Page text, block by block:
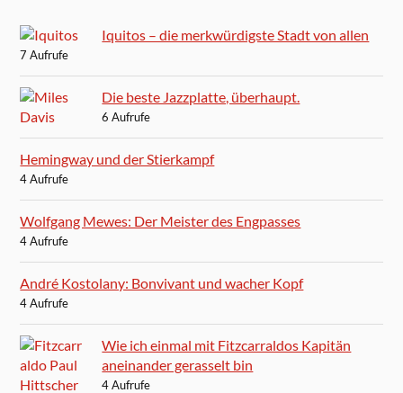
Iquitos – die merkwürdigste Stadt von allen
7 Aufrufe
Die beste Jazzplatte, überhaupt.
6 Aufrufe
Hemingway und der Stierkampf
4 Aufrufe
Wolfgang Mewes: Der Meister des Engpasses
4 Aufrufe
André Kostolany: Bonvivant und wacher Kopf
4 Aufrufe
Wie ich einmal mit Fitzcarraldos Kapitän
aneinander gerasselt bin
4 Aufrufe